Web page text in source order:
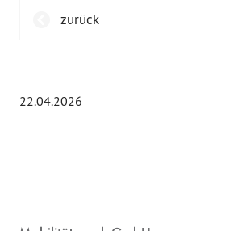
zurück
22.04.2026